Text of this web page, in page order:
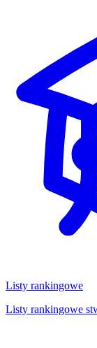
Listy rankingowe
Listy rankingowe